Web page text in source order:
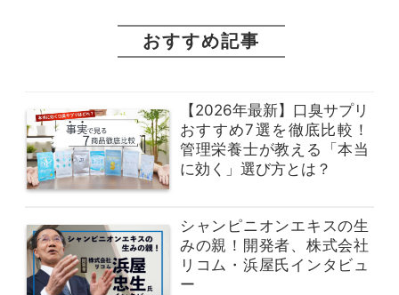
おすすめ記事
【2026年最新】口臭サプリ
おすすめ7選を徹底比較！
管理栄養士が教える「本当
に効く」選び方とは？
シャンピニオンエキスの生
みの親！開発者、株式会社
リコム・浜屋氏インタビュ
ー